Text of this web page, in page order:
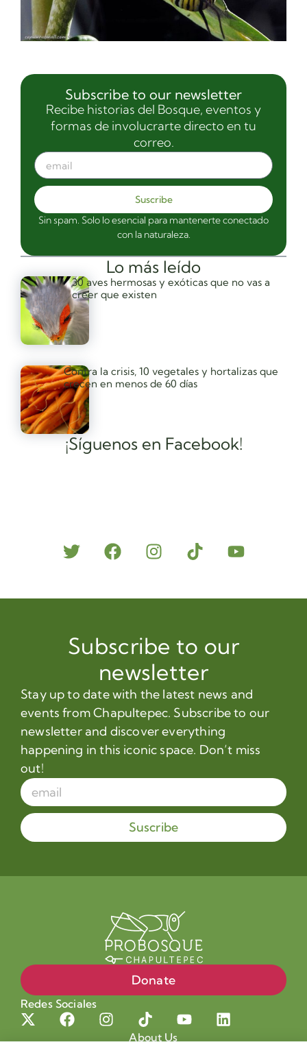
¡Síguenos en Facebook!
Lo más leído
30 aves hermosas y exóticas que no vas a
creer que existen
Contra la crisis, 10 vegetales y hortalizas que
crecen en menos de 60 días
Subscribe to our newsletter
Recibe historias del Bosque, eventos y
formas de involucrarte directo en tu
correo.
Suscribe
Sin spam. Solo lo esencial para mantenerte conectado
con la naturaleza.
Subscribe to our
newsletter
Stay up to date with the latest news and
events from Chapultepec. Subscribe to our
newsletter and discover everything
happening in this iconic space. Don’t miss
out!
Suscribe
Donate
Redes Sociales
About Us